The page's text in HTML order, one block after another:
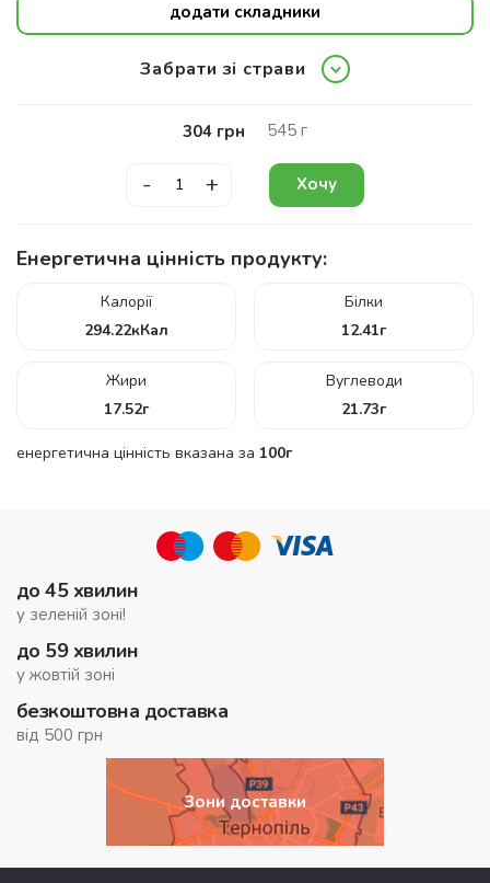
додати складники
Забрати зі страви
304 грн 545 г
- + Хочу
Енергетична цінність продукту:
Калорії
294.22кКал
Білки
12.41г
Жири
17.52г
Вуглеводи
21.73г
енергетична цінність вказана за 100г
до 45 хвилин
у зеленій зоні!
до 59 хвилин
у жовтій зоні
безкоштовна доставка
від 500 грн
Зони доставки